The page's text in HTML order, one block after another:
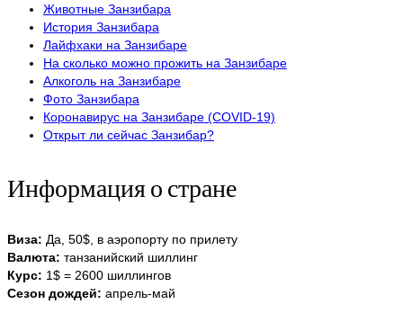
Животные Занзибара
История Занзибара
Лайфхаки на Занзибаре
На сколько можно прожить на Занзибаре
Алкоголь на Занзибаре
Фото Занзибара
Коронавирус на Занзибаре (COVID-19)
Открыт ли сейчас Занзибар?
Информация о стране
Виза: Да, 50$, в аэропорту по прилету
Валюта: танзанийский шиллинг
Курс: 1$ = 2600 шиллингов
Сезон дождей: апрель-май